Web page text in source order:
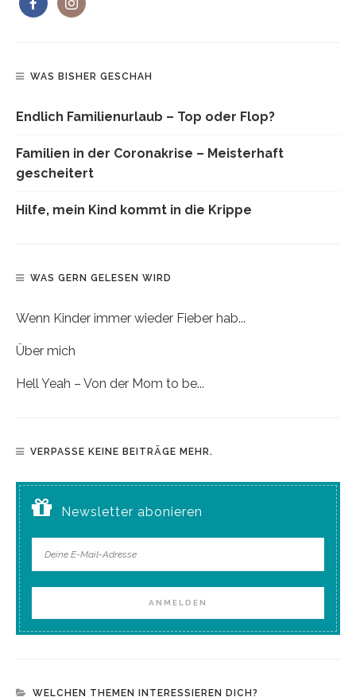
WAS BISHER GESCHAH
Endlich Familienurlaub – Top oder Flop?
Familien in der Coronakrise – Meisterhaft
gescheitert
Hilfe, mein Kind kommt in die Krippe
WAS GERN GELESEN WIRD
Wenn Kinder immer wieder Fieber hab...
Über mich
Hell Yeah – Von der Mom to be...
VERPASSE KEINE BEITRÄGE MEHR.
Newsletter abonieren
WELCHEN THEMEN INTERESSIEREN DICH?